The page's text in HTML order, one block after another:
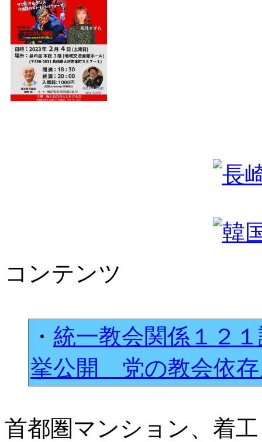
コンテンツ
・ 統一教会関係１２
挙公開 党の教会依
首都圏マンション、着